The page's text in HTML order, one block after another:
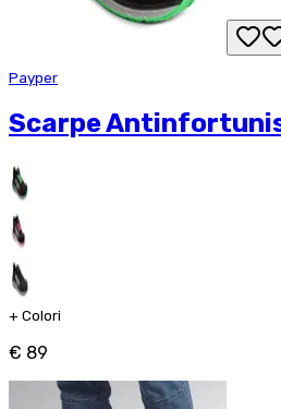
Payper
Scarpe
+ Colori
€ 89